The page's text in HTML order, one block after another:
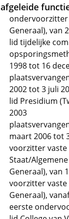
afgeleide
ondervoorzitter
Generaal), van
lid tijdelijke
1998 tot 16
2002 tot 3 juli
lid Presidium
2003
maart 2006 tot
voorzitter vaste
Staat/
Generaal), van
voorzitter vaste
Generaal),
eerste